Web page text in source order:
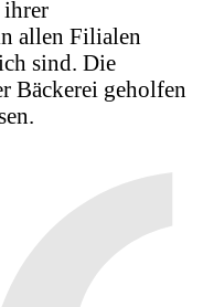
ihrer
allen Filialen
sind. Die
Bäckerei geholfen